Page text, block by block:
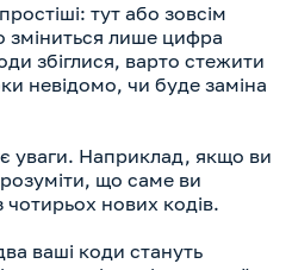
тут або зовсім
зміниться лише цифра
збіглися, варто стежити
невідомо, чи буде заміна
уваги. Наприклад, якщо ви
що саме ви
чотирьох нових кодів.
ваші коди стануть